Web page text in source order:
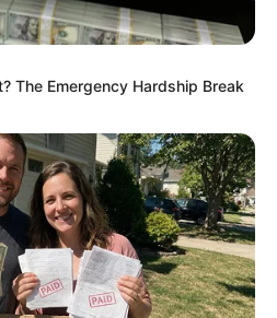
Actors Who Pursued
The Emergency Hardship Break